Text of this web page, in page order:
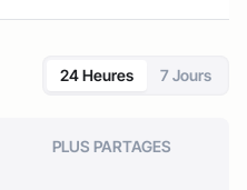
et dans le monde, un
24 Heures 7 Jours
PLUS PARTAGES